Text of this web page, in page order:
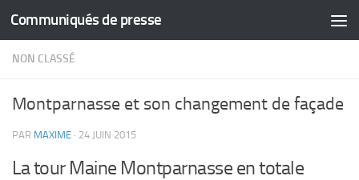
Skip to content
Communiqués de presse
NON CLASSÉ
Montparnasse et son changement de façade
PAR MAXIME · 24 JUIN 2015
La tour Maine Montparnasse en totale